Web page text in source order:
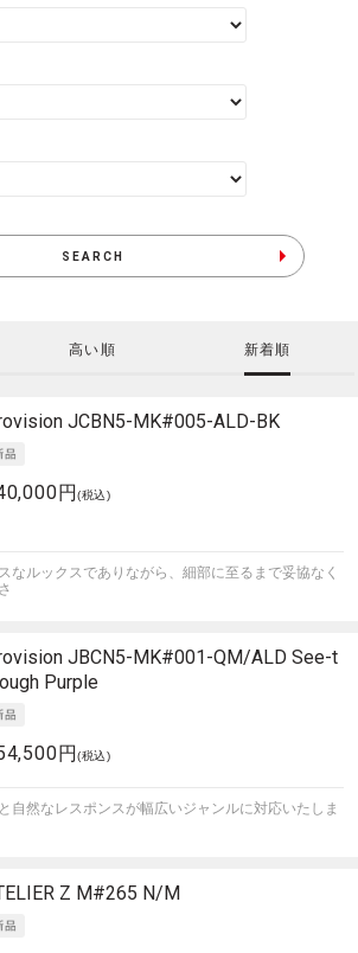
SEARCH
高い順 新着順
JCBN5-MK#005-ALD-BK
円(税込)
なルックスでありながら、細部に至るまで妥協なく
JBCN5-MK#001-QM/ALD See-t
Purple
円(税込)
自然なレスポンスが幅広いジャンルに対応いたしま
Z M#265 N/M